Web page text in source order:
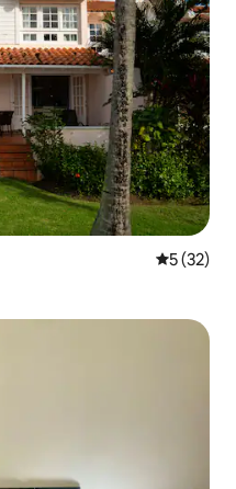
5 (32)